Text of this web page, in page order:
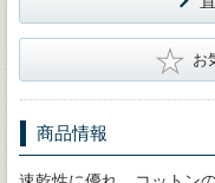
★ お
商品情報